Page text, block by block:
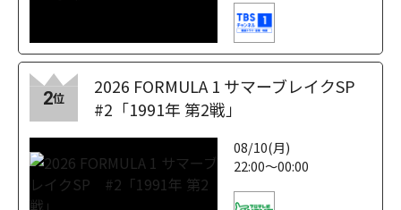
2位
2026 FORMULA 1 サマーブレイクSP
#2「1991年 第2戦」
08/10(月)
22:00～00:00